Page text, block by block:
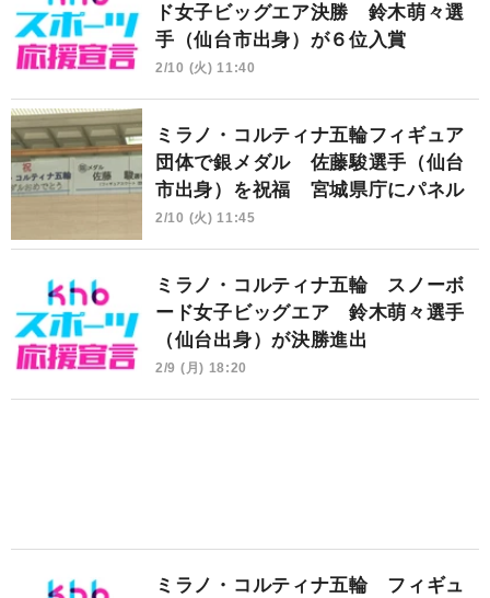
ド女子ビッグエア決勝 鈴木萌々選
手（仙台市出身）が６位入賞
2/10 (火) 11:40
ミラノ・コルティナ五輪フィギュア
団体で銀メダル 佐藤駿選手（仙台
市出身）を祝福 宮城県庁にパネル
2/10 (火) 11:45
ミラノ・コルティナ五輪 スノーボ
ード女子ビッグエア 鈴木萌々選手
（仙台出身）が決勝進出
2/9 (月) 18:20
ミラノ・コルティナ五輪 フィギュ